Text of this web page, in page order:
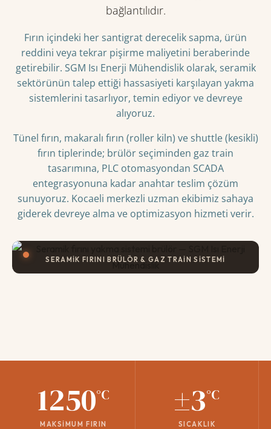
bağlantılıdır.
Fırın içindeki her santigrat derecelik sapma, ürün
reddini veya tekrar pişirme maliyetini beraberinde
getirebilir. SGM Isı Enerji Mühendislik olarak, seramik
sektörünün talep ettiği hassasiyeti karşılayan yakma
sistemlerini tasarlıyor, temin ediyor ve devreye
alıyoruz.
Tünel fırın, makaralı fırın (roller kiln) ve shuttle (kesikli)
fırın tiplerinde; brülör seçiminden gaz train
tasarımına, PLC otomasyondan SCADA
entegrasyonuna kadar anahtar teslim çözüm
sunuyoruz. Kocaeli merkezli uzman ekibimiz sahaya
giderek devreye alma ve optimizasyon hizmeti verir.
SERAMIK FIRINI BRÜLÖR & GAZ TRAIN SISTEMI
1250°C
MAKSIMUM FIRIN
±3°C
SICAKLIK